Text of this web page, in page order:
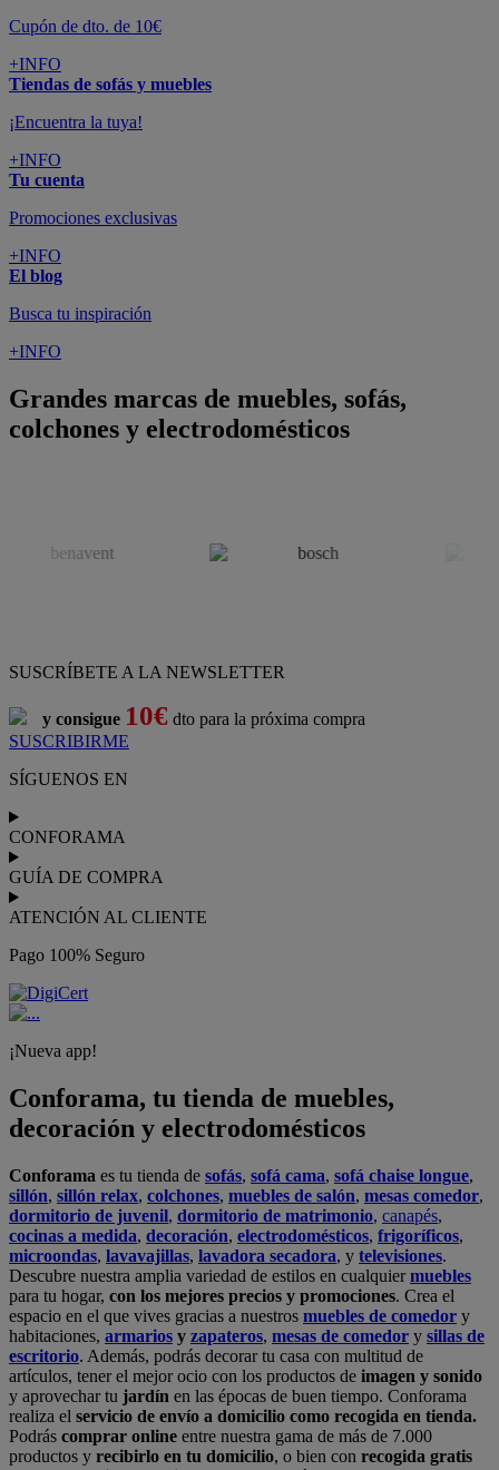
Cupón de dto. de 10€
+INFO
Tiendas de sofás y muebles
¡Encuentra la tuya!
+INFO
Tu cuenta
Promociones exclusivas
+INFO
El blog
Busca tu inspiración
+INFO
Grandes marcas de muebles, sofás,
colchones y electrodomésticos
SUSCRÍBETE A LA NEWSLETTER
y consigue 10€ dto para la próxima compra
SUSCRIBIRME
SÍGUENOS EN
CONFORAMA
GUÍA DE COMPRA
ATENCIÓN AL CLIENTE
Pago 100% Seguro
¡Nueva app!
Conforama, tu tienda de muebles,
decoración y electrodomésticos
Conforama es tu tienda de sofás, sofá cama, sofá chaise longue,
sillón, sillón relax, colchones, muebles de salón, mesas comedor,
dormitorio de juvenil, dormitorio de matrimonio, canapés,
cocinas a medida, decoración, electrodomésticos, frigoríficos,
microondas, lavavajillas, lavadora secadora, y televisiones.
Descubre nuestra amplia variedad de estilos en cualquiermuebles
para tu hogar, con los mejores precios y promociones. Crea el
espacio en el que vives gracias a nuestros muebles de comedor y
habitaciones, armarios y zapateros, mesas de comedor y sillas de
escritorio. Además, podrás decorar tu casa con multitud de
artículos, tener el mejor ocio con los productos de imagen y sonido
y aprovechar tu jardín en las épocas de buen tiempo. Conforama
realiza el servicio de envío a domicilio como recogida en tienda.
Podrás comprar online entre nuestra gama de más de 7.000
productos y recibirlo en tu domicilio, o bien con recogida gratis